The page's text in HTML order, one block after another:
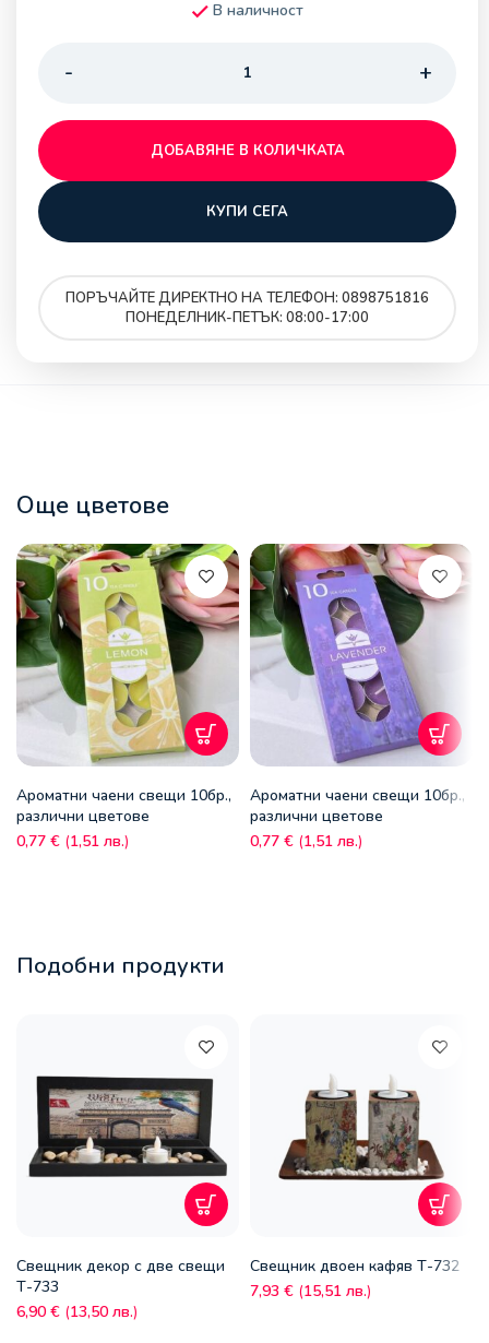
В наличност
ДОБАВЯНЕ В КОЛИЧКАТА
КУПИ СЕГА
ПОРЪЧАЙТЕ ДИРЕКТНО НА ТЕЛЕФОН: 0898751816
ПОНЕДЕЛНИК-ПЕТЪК: 08:00-17:00
Още цветове
Ароматни чаени свещи 10бр.,
различни цветове
0,77 € (1,51 лв.)
Ароматни чаени свещи 10бр.,
различни цветове
0,77 € (1,51 лв.)
Подобни продукти
Свещник декор с две свещи
Т-733
6,90 € (13,50 лв.)
Свещник двоен кафяв Т-732
7,93 € (15,51 лв.)